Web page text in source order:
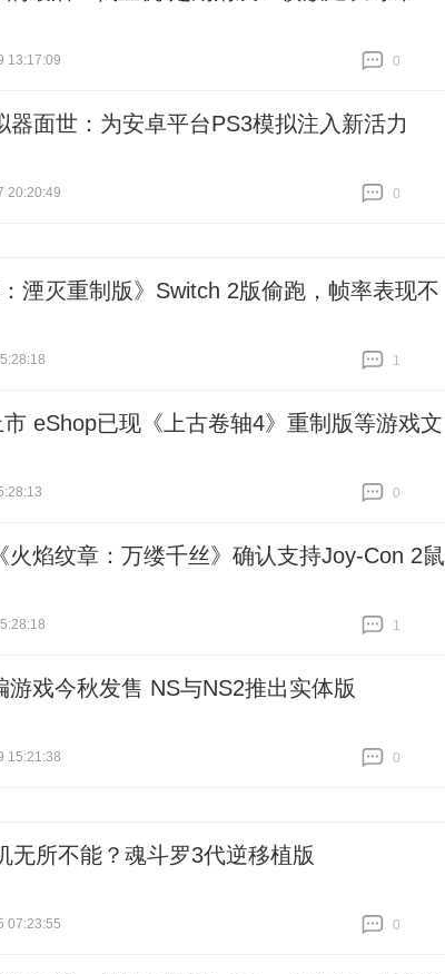
13:17:09
0
器面世：为安卓平台PS3模拟注入新活力
20:20:49
0
：湮灭重制版》Switch 2版偷跑，帧率表现不
1
eShop已现《上古卷轴4》重制版等游戏文
0
火焰纹章：万缕千丝》确认支持Joy-Con 2鼠
1
游戏今秋发售 NS与NS2推出实体版
15:21:38
0
无所不能？魂斗罗3代逆移植版
07:23:55
0